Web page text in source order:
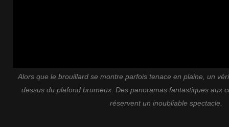
Alors que le brouillard se montre parfois tenace en plaine, un
dessus du plafond brumeux. Des panoramas fantastiques aux
réservent un inoubliable spectacle.